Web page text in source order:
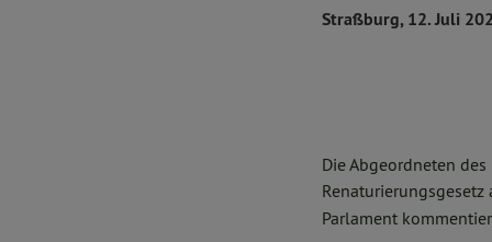
Straßburg, 12. Juli
Die Abgeordneten
Renaturierungsgesetz
Parlament